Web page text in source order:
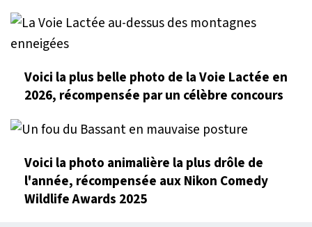
Voici la plus belle photo de la Voie Lactée en
2026, récompensée par un célèbre concours
Voici la photo animalière la plus drôle de
l'année, récompensée aux Nikon Comedy
Wildlife Awards 2025